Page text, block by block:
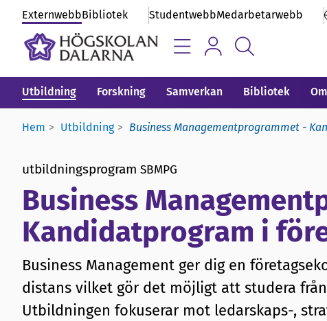
ExternwebbBibliotek StudentwebbMedarbetarwebb
Utbildning Forskning Samverkan Bibliotek
Hem Utbildning Business Managementprogrammet -
utbildningsprogram SBMPG
Business
Kandidatprogram i
Business Management ger dig en
distans vilket gör det möjligt att studera
Utbildningen fokuserar mot ledarskaps-,